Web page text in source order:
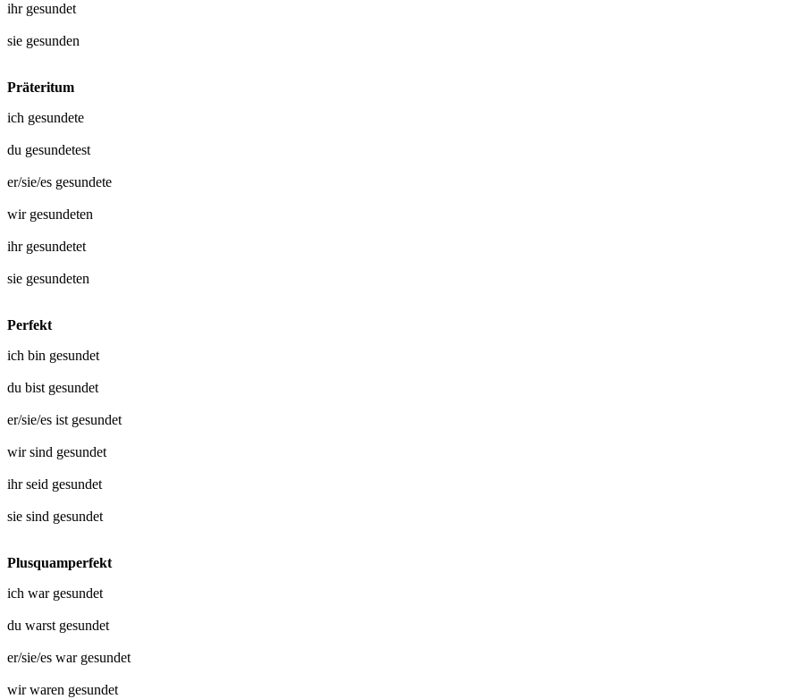
ihr gesundet
sie gesunden
Präteritum
ich gesundete
du gesundetest
er/sie/es gesundete
wir gesundeten
ihr gesundetet
sie gesundeten
Perfekt
ich bin gesundet
du bist gesundet
er/sie/es ist gesundet
wir sind gesundet
ihr seid gesundet
sie sind gesundet
Plusquamperfekt
ich war gesundet
du warst gesundet
er/sie/es war gesundet
wir waren gesundet